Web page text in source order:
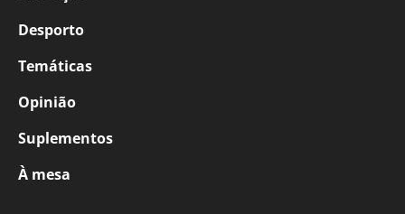
Desporto
Temáticas
Opinião
Suplementos
À mesa